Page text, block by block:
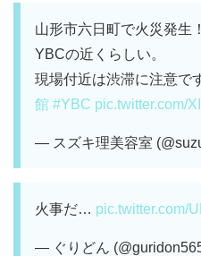
山形市六日町で火災発生！
YBCの近くらしい。
現場付近は渋滞に注意で
館 #YBC pic.twitter.com/
— スズキ理美容室
火事だ… pic.twitter.com/
— ぐりどん